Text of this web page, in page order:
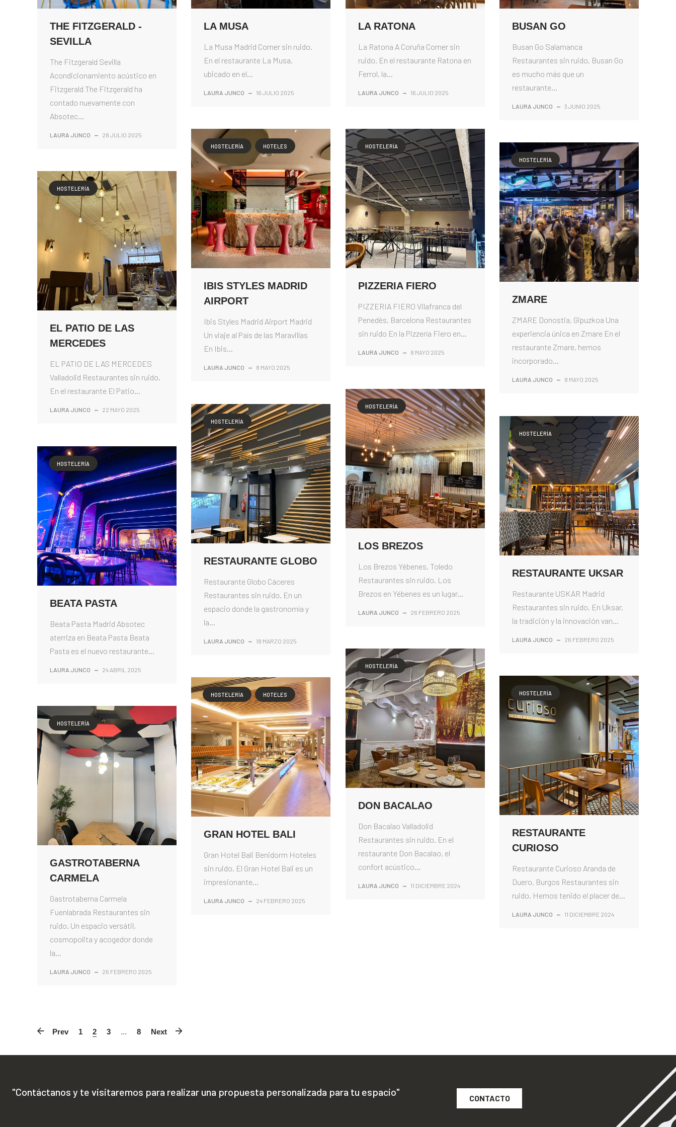
THE FITZGERALD -
SEVILLA
The Fitzgerald Sevilla
Acondicionamiento acústico en
Fitzgerald The Fitzgerald ha
contado nuevamente con
Absotec...
LAURA JUNCO — 28 JULIO 2025
LA MUSA
La Musa Madrid Comer sin ruido.
En el restaurante La Musa,
ubicado en el...
LAURA JUNCO — 16 JULIO 2025
LA RATONA
La Ratona A Coruña Comer sin
ruido. En el restaurante Ratona en
Ferrol, la...
LAURA JUNCO — 16 JULIO 2025
BUSAN GO
Busan Go Salamanca
Restaurantes sin ruido. Busan Go
es mucho más que un
restaurante...
LAURA JUNCO — 3 JUNIO 2025
HOSTELERÍA
EL PATIO DE LAS
MERCEDES
EL PATIO DE LAS MERCEDES
Valladolid Restaurantes sin ruido.
En el restaurante El Patio...
LAURA JUNCO — 22 MAYO 2025
HOSTELERÍA HOTELES
IBIS STYLES MADRID
AIRPORT
Ibis Styles Madrid Airport Madrid
Un viaje al País de las Maravillas
En Ibis...
LAURA JUNCO — 8 MAYO 2025
HOSTELERÍA
PIZZERIA FIERO
PIZZERIA FIERO Vilafranca del
Penedès, Barcelona Restaurantes
sin ruido En la Pizzería Fiero en...
LAURA JUNCO — 8 MAYO 2025
HOSTELERÍA
ZMARE
ZMARE Donostia, Gipuzkoa Una
experiencia única en Zmare En el
restaurante Zmare, hemos
incorporado...
LAURA JUNCO — 8 MAYO 2025
HOSTELERÍA
BEATA PASTA
Beata Pasta Madrid Absotec
aterriza en Beata Pasta Beata
Pasta es el nuevo restaurante...
LAURA JUNCO — 24 ABRIL 2025
HOSTELERÍA
RESTAURANTE GLOBO
Restaurante Globo Cáceres
Restaurantes sin ruido. En un
espacio donde la gastronomía y
la...
LAURA JUNCO — 18 MARZO 2025
HOSTELERÍA
LOS BREZOS
Los Brezos Yébenes, Toledo
Restaurantes sin ruido. Los
Brezos en Yébenes es un lugar...
LAURA JUNCO — 26 FEBRERO 2025
HOSTELERÍA
RESTAURANTE UKSAR
Restaurante USKAR Madrid
Restaurantes sin ruido. En Uksar,
la tradición y la innovación van...
LAURA JUNCO — 26 FEBRERO 2025
HOSTELERÍA
GASTROTABERNA
CARMELA
Gastrotaberna Carmela
Fuenlabrada Restaurantes sin
ruido. Un espacio versátil,
cosmopolita y acogedor donde
la...
LAURA JUNCO — 26 FEBRERO 2025
HOSTELERÍA HOTELES
GRAN HOTEL BALI
Gran Hotel Bali Benidorm Hoteles
sin ruido. El Gran Hotel Bali es un
impresionante...
LAURA JUNCO — 24 FEBRERO 2025
HOSTELERÍA
DON BACALAO
Don Bacalao Valladolid
Restaurantes sin ruido. En el
restaurante Don Bacalao, el
confort acústico...
LAURA JUNCO — 11 DICIEMBRE 2024
HOSTELERÍA
RESTAURANTE
CURIOSO
Restaurante Curioso Aranda de
Duero, Burgos Restaurantes sin
ruido. Hemos tenido el placer de...
LAURA JUNCO — 11 DICIEMBRE 2024
Prev 1 2 3 ... 8 Next
"Contáctanos y te visitaremos para realizar una propuesta personalizada para tu espacio"
CONTACTO